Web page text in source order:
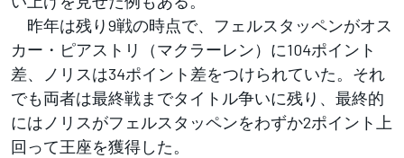
昨年は残り9戦の時点で、フェルスタッペンがオス
カー・ピアストリ（マクラーレン）に104ポイント
差、ノリスは34ポイント差をつけられていた。それ
でも両者は最終戦までタイトル争いに残り、最終的
にはノリスがフェルスタッペンをわずか2ポイント上
回って王座を獲得した。